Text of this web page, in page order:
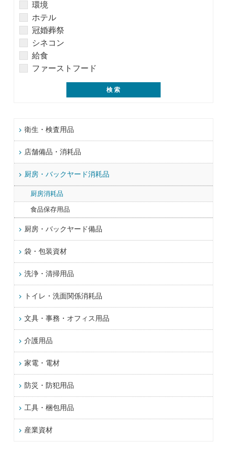
環境
ホテル
冠婚葬祭
シネコン
給食
ファーストフード
衛生・検査用品
店舗備品・消耗品
厨房・バックヤード消耗品
厨房消耗品
食品保存用品
厨房・バックヤード備品
袋・包装資材
洗浄・清掃用品
トイレ・洗面関係消耗品
文具・事務・オフィス用品
介護用品
家電・電材
防災・防犯用品
工具・梱包用品
産業資材